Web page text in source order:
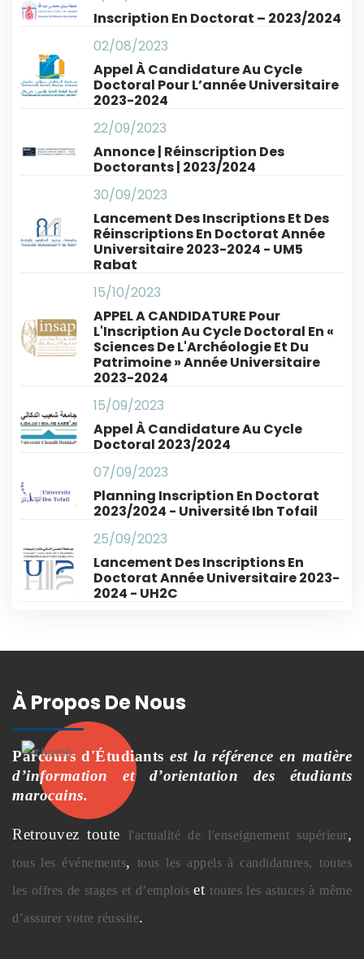
Inscription En Doctorat – 2023/2024
02/08/2023
Appel À Candidature Au Cycle
Doctoral Pour L’année Universitaire
2023-2024
22/09/2023
Annonce | Réinscription Des
Doctorants | 2023/2024
30/09/2023
Lancement Des Inscriptions Et Des
Réinscriptions En Doctorat Année
Universitaire 2023-2024 - UM5
Rabat
15/10/2023
APPEL A CANDIDATURE Pour
L'Inscription Au Cycle Doctoral En «
Sciences De L'Archéologie Et Du
Patrimoine » Année Universitaire
2023-2024
15/09/2023
Appel À Candidature Au Cycle
Doctoral 2023/2024
07/09/2023
Planning Inscription En Doctorat
2023/2024 - Université Ibn Tofail
25/09/2023
Lancement Des Inscriptions En
Doctorat Année Universitaire 2023-
2024 - UH2C
À Propos De Nous
Parcours d'Étudiants est la référence en matière
d’information et d’orientation des étudiants
marocains.
Retrouvez toute l'actualité de l'enseignement supérieur,
tous les événements, tous les appels à candidatures, toutes
les offres de stages et d’emploisettoutes les astuces à même
d’assurer votre réussite.